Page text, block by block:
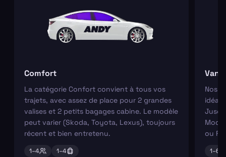
Comfort
La catégorie Confort convient à tous vos
trajets, avec assez de place pour 2 grandes
valises et 2 petits bagages cabine. Le modèle
peut varier (Skoda, Toyota, Lexus), toujours
récent et bien entretenu.
1–4 1–4
Van
Nos
ou
1–6